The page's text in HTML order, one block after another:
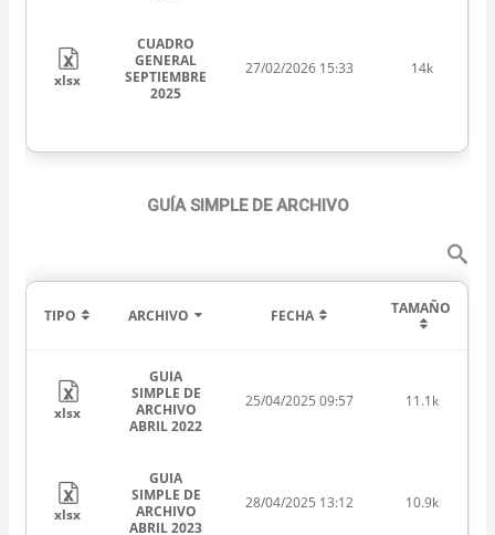
xlsx
CUADRO
GENERAL
SEPTIEMBRE
2025
27/02/2026 15:33 14k
GUÍA SIMPLE DE ARCHIVO
TIPO ARCHIVO FECHA TAMAÑO
xlsx
GUIA
SIMPLE DE
ARCHIVO
ABRIL 2022
25/04/2025 09:57 11.1k
xlsx
GUIA
SIMPLE DE
ARCHIVO
ABRIL 2023
28/04/2025 13:12 10.9k